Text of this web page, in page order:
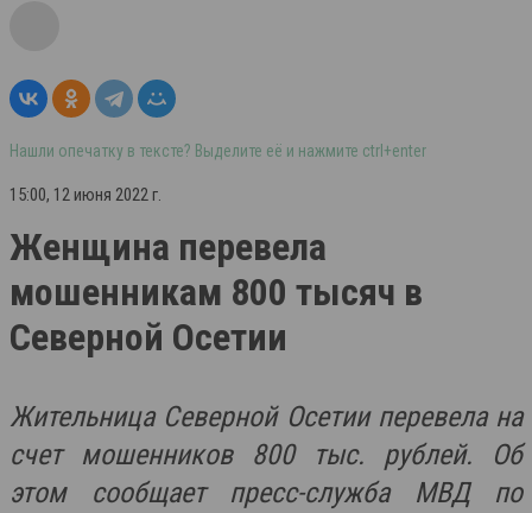
Нашли опечатку в тексте? Выделите её и нажмите ctrl+enter
15:00, 12 июня 2022 г.
Женщина перевела
мошенникам 800 тысяч в
Северной Осетии
Жительница Северной Осетии перевела на
счет мошенников 800 тыс. рублей. Об
этом сообщает пресс-служба МВД по